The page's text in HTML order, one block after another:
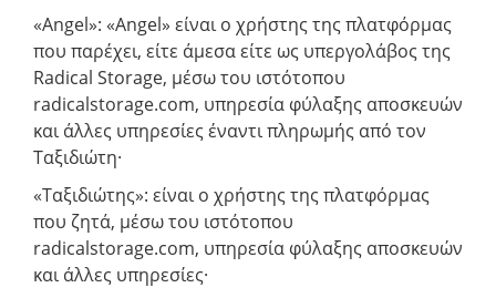
«Angel»: «Angel» είναι ο χρήστης της πλατφόρμας
που παρέχει, είτε άμεσα είτε ως υπεργολάβος της
Radical Storage, μέσω του ιστότοπου
radicalstorage.com, υπηρεσία φύλαξης αποσκευών
και άλλες υπηρεσίες έναντι πληρωμής από τον
Ταξιδιώτη·
«Ταξιδιώτης»: είναι ο χρήστης της πλατφόρμας
που ζητά, μέσω του ιστότοπου
radicalstorage.com, υπηρεσία φύλαξης αποσκευών
και άλλες υπηρεσίες·